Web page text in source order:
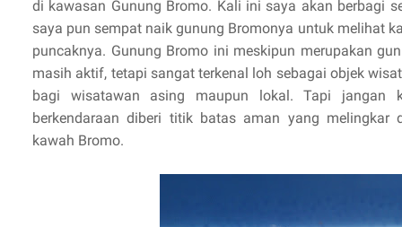
di kawasan Gunung Bromo. Kali ini saya akan berbagi
saya pun sempat naik gunung Bromonya untuk melihat
puncaknya. Gunung Bromo ini meskipun merupakan
masih aktif, tetapi sangat terkenal loh sebagai objek
bagi wisatawan asing maupun lokal. Tapi jangan
berkendaraan diberi titik batas aman yang melingkar
kawah Bromo.